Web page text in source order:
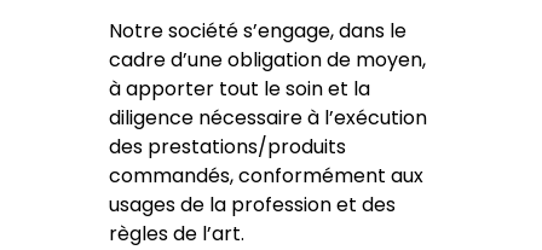
Notre société s’engage, dans le
cadre d’une obligation de moyen,
à apporter tout le soin et la
diligence nécessaire à l’exécution
des prestations/produits
commandés, conformément aux
usages de la profession et des
règles de l’art.